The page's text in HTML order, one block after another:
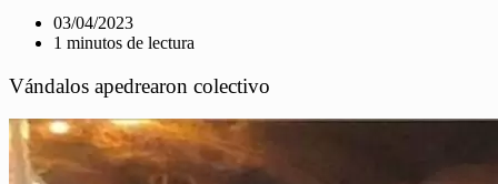
03/04/2023
1 minutos de lectura
Vándalos apedrearon colectivo